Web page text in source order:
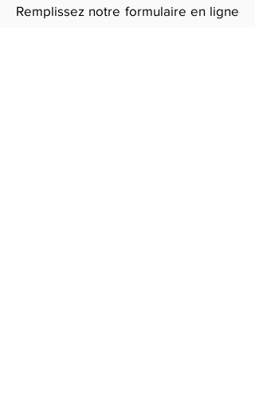
Remplissez notre formulaire en ligne